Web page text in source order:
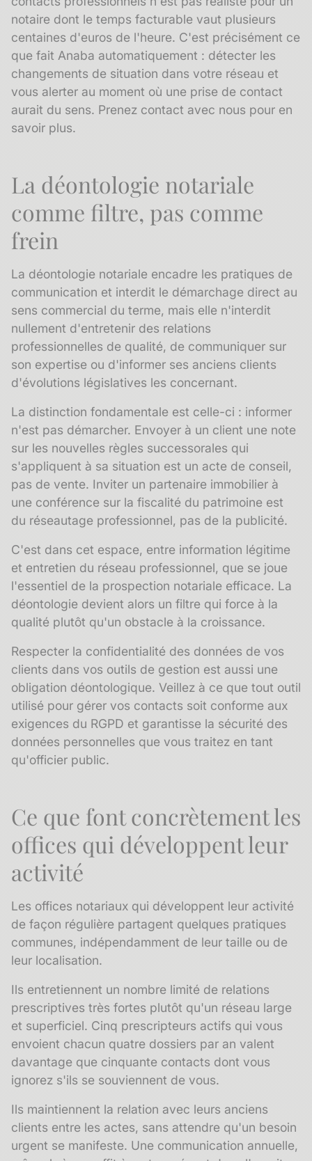
notaire dont le temps facturable vaut plusieurs
centaines d'euros de l'heure. C'est précisément ce
que fait Anaba automatiquement : détecter les
changements de situation dans votre réseau et
vous alerter au moment où une prise de contact
aurait du sens. Prenez contact avec nous pour en
savoir plus.
La déontologie notariale
comme filtre, pas comme
frein
La déontologie notariale encadre les pratiques de
communication et interdit le démarchage direct au
sens commercial du terme, mais elle n'interdit
nullement d'entretenir des relations
professionnelles de qualité, de communiquer sur
son expertise ou d'informer ses anciens clients
d'évolutions législatives les concernant.
La distinction fondamentale est celle-ci : informer
n'est pas démarcher. Envoyer à un client une note
sur les nouvelles règles successorales qui
s'appliquent à sa situation est un acte de conseil,
pas de vente. Inviter un partenaire immobilier à
une conférence sur la fiscalité du patrimoine est
du réseautage professionnel, pas de la publicité.
C'est dans cet espace, entre information légitime
et entretien du réseau professionnel, que se joue
l'essentiel de la prospection notariale efficace. La
déontologie devient alors un filtre qui force à la
qualité plutôt qu'un obstacle à la croissance.
Respecter la confidentialité des données de vos
clients dans vos outils de gestion est aussi une
obligation déontologique. Veillez à ce que tout outil
utilisé pour gérer vos contacts soit conforme aux
exigences du RGPD et garantisse la sécurité des
données personnelles que vous traitez en tant
qu'officier public.
Ce que font concrètement les
offices qui développent leur
activité
Les offices notariaux qui développent leur activité
de façon régulière partagent quelques pratiques
communes, indépendamment de leur taille ou de
leur localisation.
Ils entretiennent un nombre limité de relations
prescriptives très fortes plutôt qu'un réseau large
et superficiel. Cinq prescripteurs actifs qui vous
envoient chacun quatre dossiers par an valent
davantage que cinquante contacts dont vous
ignorez s'ils se souviennent de vous.
Ils maintiennent la relation avec leurs anciens
clients entre les actes, sans attendre qu'un besoin
urgent se manifeste. Une communication annuelle,